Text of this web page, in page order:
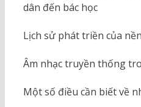
dân đến bác học
Lịch sử phát triền của
Âm nhạc truyền thống
Một số điều cần biết về